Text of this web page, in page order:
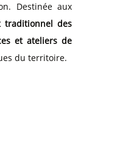
Destinée aux
traditionnel des
et ateliers de
du territoire.